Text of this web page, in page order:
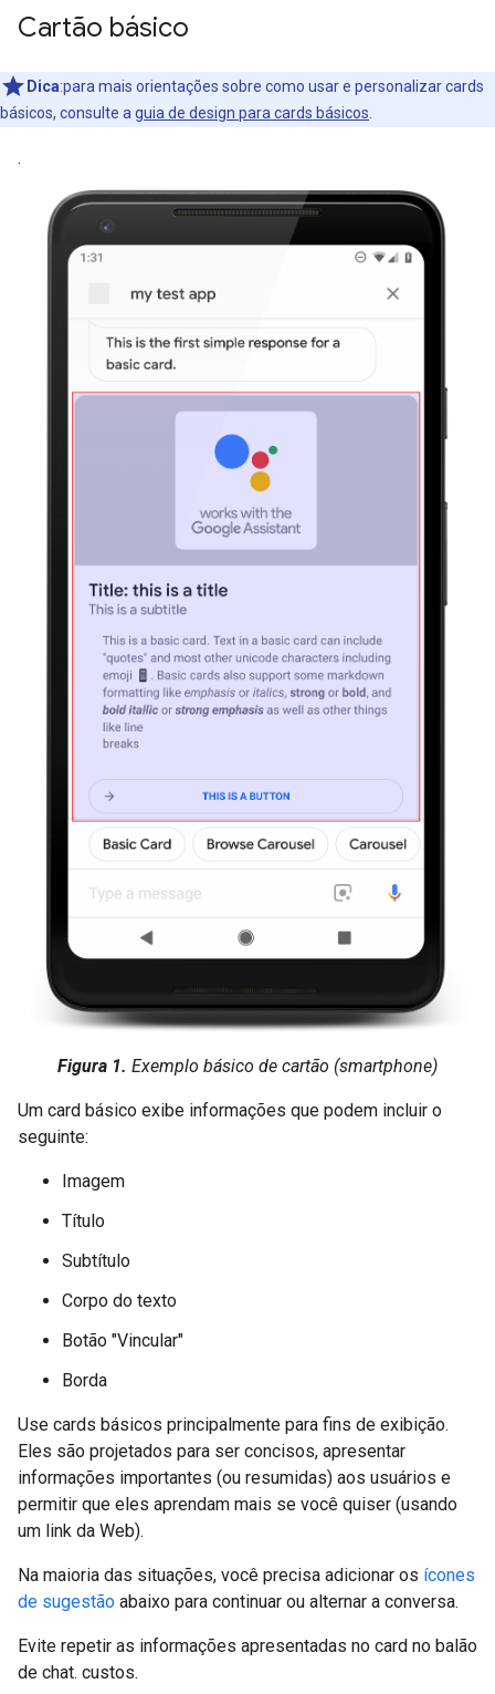
Cartão básico
Dica:para mais orientações sobre como usar e personalizar cards
básicos, consulte a guia de design para cards básicos
.
Figura 1. Exemplo básico de cartão (smartphone)
Um card básico exibe informações que podem incluir o
seguinte:
Imagem
Título
Subtítulo
Corpo do texto
Botão "Vincular"
Borda
Use cards básicos principalmente para fins de exibição.
Eles são projetados para ser concisos, apresentar
informações importantes (ou resumidas) aos usuários e
permitir que eles aprendam mais se você quiser (usando
um link da Web).
Na maioria das situações, você precisa adicionar os ícones
de sugestão abaixo para continuar ou alternar a conversa.
Evite repetir as informações apresentadas no card no balão
de chat. custos.